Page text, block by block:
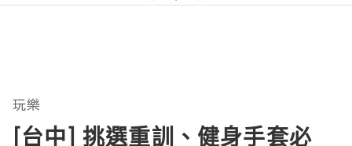
玩樂
[台中] 挑選重訓、健身手套必